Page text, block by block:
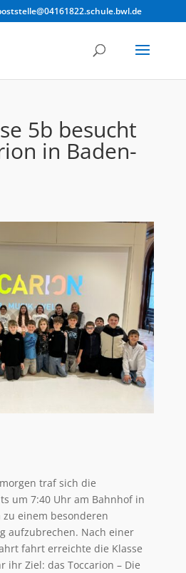
5b besucht
in Baden-
traf sich die
um 7:40 Uhr am Bahnhof in
einem besonderen
aufzubrechen. Nach einer
fahrt erreichte die Klasse
ihr Ziel: das Toccarion – Die